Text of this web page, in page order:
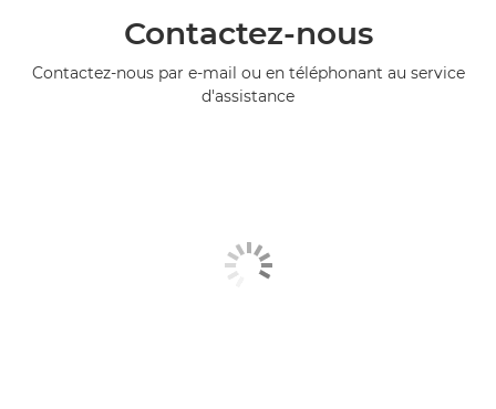
Contactez-nous
Contactez-nous par e-mail ou en téléphonant au service
d'assistance